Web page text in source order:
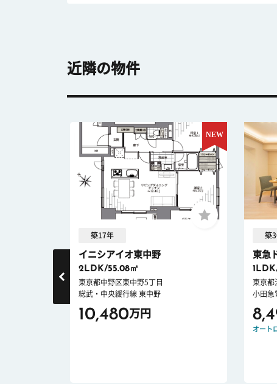
近隣の物件
築17年
イニシアイオ東中野
2LDK/55.08㎡
東京都中野区東中野5丁目
総武・中央緩行線 東中野
10,480万円
築
東急
東京都
小田急
オート